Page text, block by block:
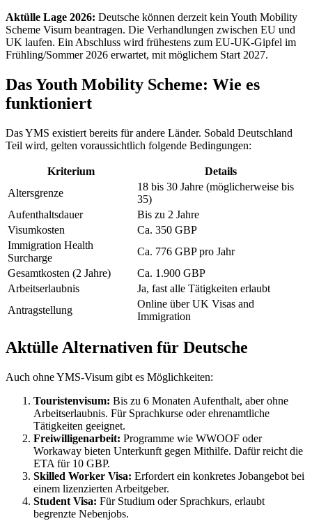
Aktülle Lage 2026: Deutsche können derzeit kein Youth Mobility
Scheme Visum beantragen. Die Verhandlungen zwischen EU und
UK laufen. Ein Abschluss wird frühestens zum EU-UK-Gipfel im
Frühling/Sommer 2026 erwartet, mit möglichem Start 2027.
Das Youth Mobility Scheme: Wie es
funktioniert
Das YMS existiert bereits für andere Länder. Sobald Deutschland
Teil wird, gelten voraussichtlich folgende Bedingungen:
Kriterium
Details
Altersgrenze
18 bis 30 Jahre (möglicherweise bis
35)
Aufenthaltsdauer
Bis zu 2 Jahre
Visumkosten
Ca. 350 GBP
Immigration Health
Surcharge
Ca. 776 GBP pro Jahr
Gesamtkosten (2 Jahre)
Ca. 1.900 GBP
Arbeitserlaubnis
Ja, fast alle Tätigkeiten erlaubt
Antragstellung
Online über UK Visas and
Immigration
Aktülle Alternativen für Deutsche
Auch ohne YMS-Visum gibt es Möglichkeiten:
Touristenvisum: Bis zu 6 Monaten Aufenthalt, aber ohne
Arbeitserlaubnis. Für Sprachkurse oder ehrenamtliche
Tätigkeiten geeignet.
Freiwilligenarbeit: Programme wie WWOOF oder
Workaway bieten Unterkunft gegen Mithilfe. Dafür reicht die
ETA für 10 GBP.
Skilled Worker Visa: Erfordert ein konkretes Jobangebot bei
einem lizenzierten Arbeitgeber.
Student Visa: Für Studium oder Sprachkurs, erlaubt
begrenzte Nebenjobs.